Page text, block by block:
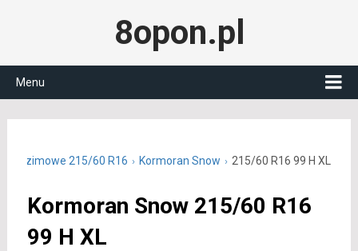
8opon.pl
Menu
zimowe 215/60 R16 Kormoran Snow 215/60 R16 99 H XL
Kormoran Snow 215/60 R16
99 H XL